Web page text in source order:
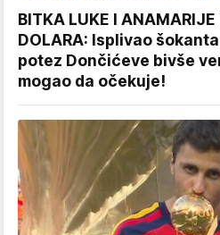
BITKA LUKE I
DOLARA: Isplivao
potez Dončićeve bivše
mogao da očekuje!